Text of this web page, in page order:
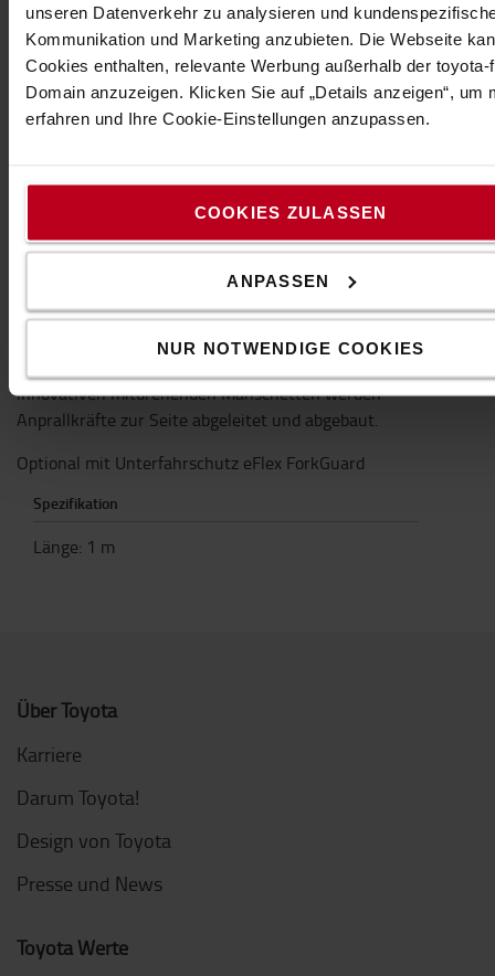
unseren Datenverkehr zu analysieren und
Kommunikation und Marketing anzubieten. Die Webseite
Cookies enthalten, relevante Werbung außerhalb der
Domain anzuzeigen. Klicken Sie auf „Details anzeigen“, um
erfahren und Ihre Cookie-Einstellungen anzupassen.
COOKIES ZULASSEN
ANPASSEN
NUR NOTWENDIGE COOKIES
Eigenschaften
Schützt stoßanfällige Regalstrukturen, wie zum
Regalreihen, beim Anprall von rangierenden
Flurförderzeugen. Der eFlex-Regalendschutz
Doppelt absorbiert wiederholte Stöße von
Fahrzeugen mit niedrigem Schwerpunkt, leitet die
Anprallenergie ab und verhindert so Schäden an
Regalsystemen. Die runden Endpfosten sorgen für
einen besonders effektiven Schutz an den
innovativen mitdrehenden Manschetten werden
Anprallkräfte zur Seite abgeleitet und abgebaut.
Optional mit Unterfahrschutz eFlex ForkGuard
Spezifikation
Länge: 1 m
Über Toyota
Karriere
Darum Toyota!
Design von Toyota
Presse und News
Toyota Werte